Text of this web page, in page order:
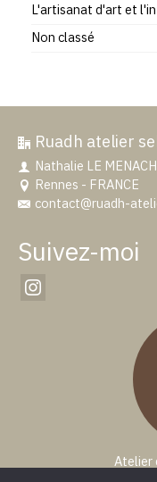
L'artisanat d'art et
Non classé
Ruadh atelier
Nathalie LE MENACH
Rennes - FRANCE
contact@ruadh-
Suivez-moi
Atelier